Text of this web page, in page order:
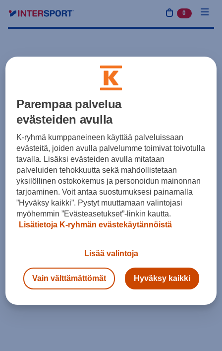
0 tuotetta
Parempaa palvelua
evästeiden avulla
K-ryhmä kumppaneineen käyttää palveluissaan
evästeitä, joiden avulla palvelumme toimivat toivotulla
tavalla. Lisäksi evästeiden avulla mitataan
palveluiden tehokkuutta sekä mahdollistetaan
yksilöllinen ostokokemus ja personoidun mainonnan
tarjoaminen. Voit antaa suostumuksesi painamalla
”Hyväksy kaikki”. Pystyt muuttamaan valintojasi
myöhemmin ”Evästeasetukset”-linkin kautta.
Lisätietoja K-ryhmän evästekäytännöistä
Lisää valintoja
Vain välttämättömät Hyväksy kaikki